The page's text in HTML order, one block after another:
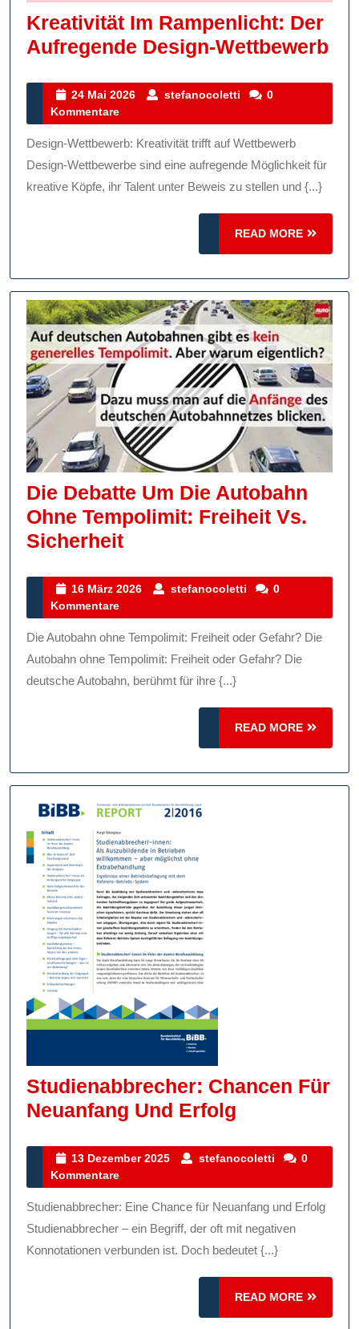
Kreativität Im Rampenlicht: Der
Aufregende Design-Wettbewerb
24 Mai 2026
24
2026
stefanocoletti stefanocoletti
0
Kommentare
Design-Wettbewerb: Kreativität trifft auf Wettbewerb
Design-Wettbewerbe sind eine aufregende Möglichkeit für
kreative Köpfe, ihr Talent unter Beweis zu stellen und {...}
READ MORE
READ
MORE
Die Debatte Um Die Autobahn
Ohne Tempolimit: Freiheit Vs.
SicherheitDie
Um
Autobahn
Ohne
Tempolimit:
16 März 2026
16
2026
stefanocoletti stefanocoletti
0
Kommentare
Die Autobahn ohne Tempolimit: Freiheit oder Gefahr? Die
Autobahn ohne Tempolimit: Freiheit oder Gefahr? Die
deutsche Autobahn, berühmt für ihre {...}
READ MORE
READ
MORE
Studienabbrecher: Chancen Für
Neuanfang Und Erfolg
Für
Neuanfang
Und
Erfolg
13 Dezember 2025
13
2025
stefanocoletti stefanocoletti
0
Kommentare
Studienabbrecher: Eine Chance für Neuanfang und Erfolg
Studienabbrecher – ein Begriff, der oft mit negativen
Konnotationen verbunden ist. Doch bedeutet {...}
READ MORE
READ
MORE